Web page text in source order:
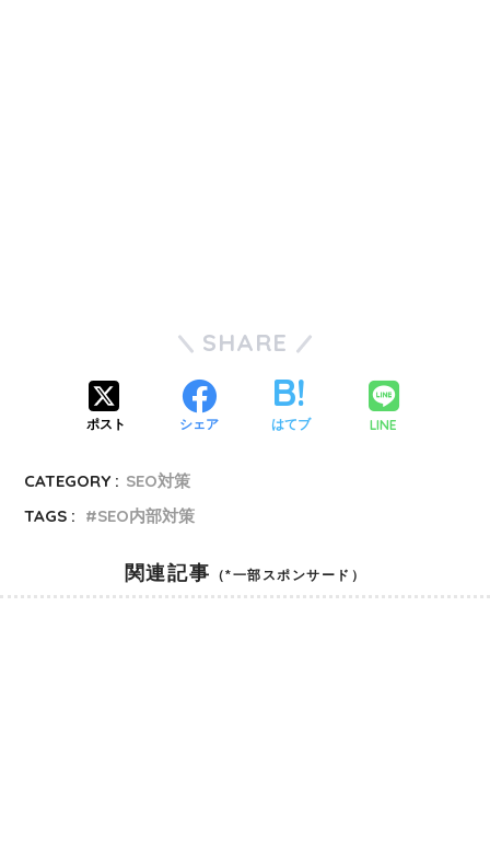
SHARE
ポスト シェア はてブ LINE
CATEGORY : SEO対策
TAGS :
SEO内部対策
関連記事